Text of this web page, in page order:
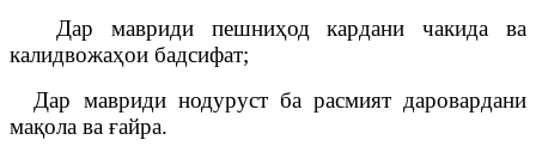
Дар мавриди пешниҳод кардани чакида ва
калидвожаҳои бадсифат;
Дар мавриди нодуруст ба расмият даровардани
мақола ва ғайра.